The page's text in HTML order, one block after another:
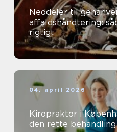
Neddeler til
affaldshåndtering:
rigtigt
04. april 2026
Kiropraktor i
den rette